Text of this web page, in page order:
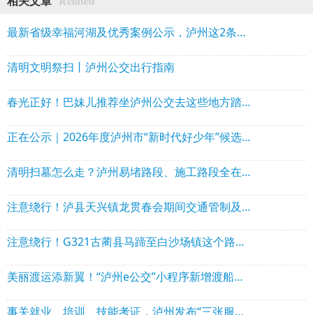
最新省级幸福河湖及优秀案例公示，泸州这2条河流入选
清明文明祭扫丨泸州公交出行指南
春光正好！巴妹儿推荐坐泸州公交去这些地方踏青郊游
正在公示｜2026年度泸州市“新时代好少年”候选人和四川省“新时代好少年”泸州候选人名单
清明扫墓怎么走？泸州易堵路段、施工路段全在这，快收藏！
注意绕行！泸县天兴镇龙贯春会期间交通管制及车辆绕行、停放通告
注意绕行！G321古蔺县马蹄至白沙场镇这个路段封闭施工
美丽渡运添新翼！“泸州e公交”小程序新增渡船预约购票，出行省心更便捷
事关就业、培训、技能考证，泸州发布“三张服务清单”